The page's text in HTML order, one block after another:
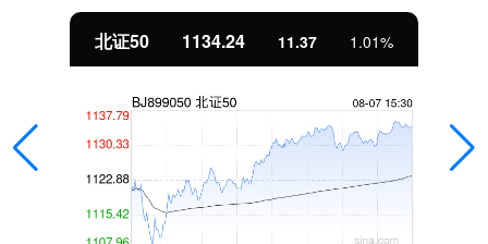
北证50 1134.24 11.37 1.01%